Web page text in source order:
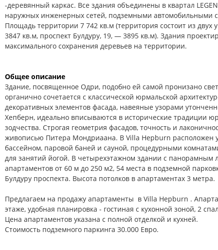
-деревянный каркас. Все здания объединены в квартал
наружных инженерных сетей, подземными автомобильными
Площадь территории 7 742 кв.м (территория состоит из двух
3847 кв.м, проспект Булдуру, 19, — 3895 кв.м). Здания
максимального сохранения деревьев на территории.
Общее описание
Здание, посвященное Одри, подобно ей самой пронизано
органично сочетается с классической юрмальской
декоративных элементов фасада, навеяные узорами
Хепберн, идеально вписываются в исторические традиции
зодчества. Строгая геометрия фасадов, точность и
живописью Питера Мондриаана. В Villa Hepburn расположен
бассейном, паровой баней и сауной, процедурными
для занятий йогой. В четырехэтажном здании с панорамным
апартаментов от 60 м до 250 м2, 54 места в подземной
Булдуру проспекта. Высота потолков в апартаментах 3 метра.
Предлагаем на продажу апартаменты в Villa Hepburn .
этаже, удобная планировка - гостиная с кухонной зоной, 2
Цена апартаментов указана с полной отделкой и кухней.
Стоимость подземного паркинга 30.000 Евро.